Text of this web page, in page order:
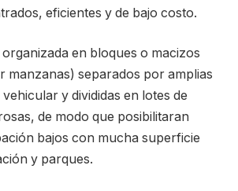
eficientes y de bajo costo.
en bloques o macizos
manzanas) separados por amplias
y divididas en lotes de
de modo que posibilitaran
bajos con mucha superficie
y parques.